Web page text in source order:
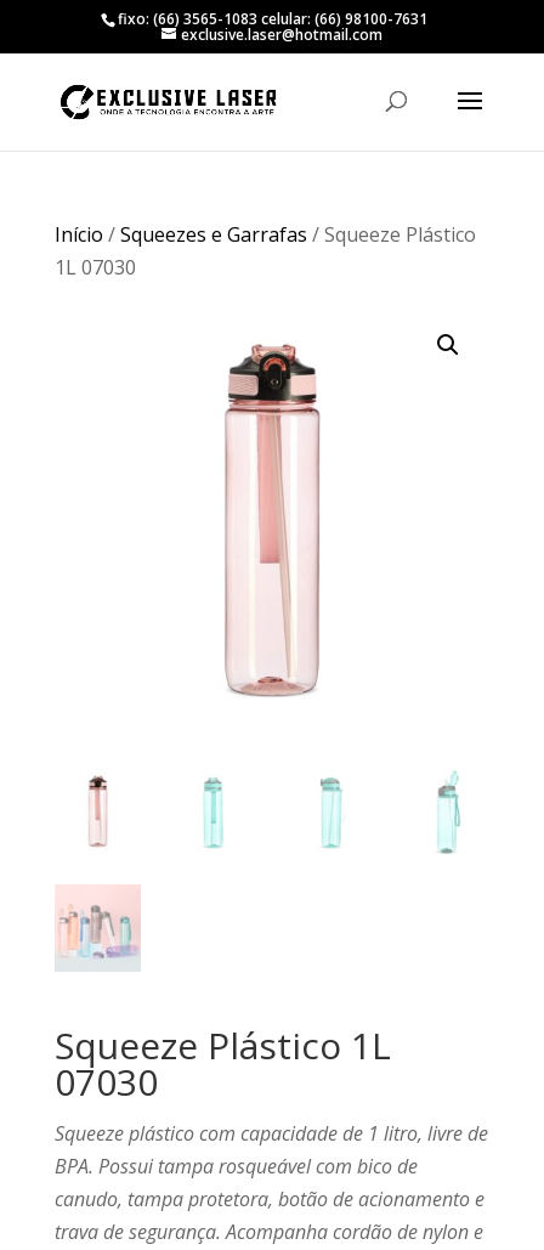
fixo: (66) 3565-1083 celular: (66) 98100-7631
exclusive.laser@hotmail.com
Início /Squeezes e Garrafas / Squeeze Plástico
1L 07030
Squeeze Plástico 1L
07030
Squeeze plástico com capacidade de 1 litro, livre de
BPA. Possui tampa rosqueável com bico de
canudo, tampa protetora, botão de acionamento e
trava de segurança. Acompanha cordão de nylon e